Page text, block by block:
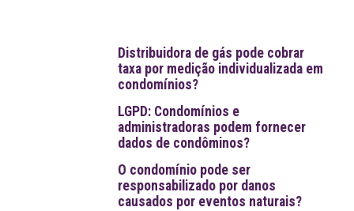
Distribuidora de gás pode cobrar
taxa por medição individualizada em
condomínios?
LGPD: Condomínios e
administradoras podem fornecer
dados de condôminos?
O condomínio pode ser
responsabilizado por danos
causados por eventos naturais?